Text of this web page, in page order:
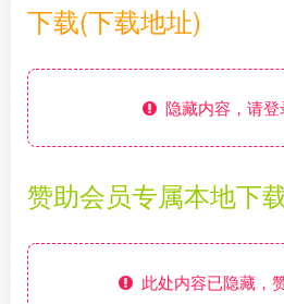
下载(下载地址)
隐藏内容，请
赞助会员专属本地下
此处内容已隐藏，